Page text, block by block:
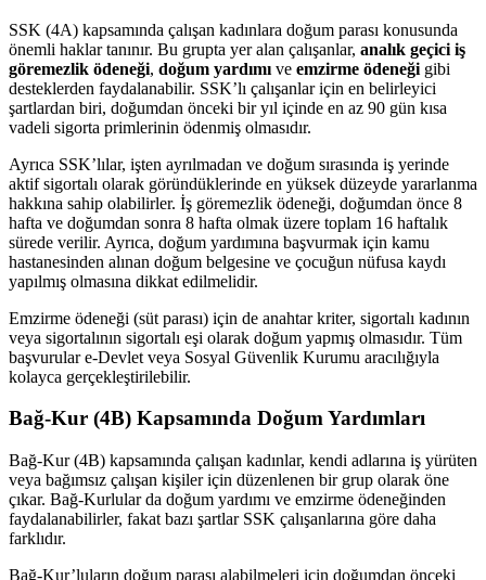
SSK (4A) kapsamında çalışan kadınlara doğum parası konusunda
önemli haklar tanınır. Bu grupta yer alan çalışanlar, analık geçici iş
göremezlik ödeneği, doğum yardımı ve emzirme ödeneği gibi
desteklerden faydalanabilir. SSK’lı çalışanlar için en belirleyici
şartlardan biri, doğumdan önceki bir yıl içinde en az 90 gün kısa
vadeli sigorta primlerinin ödenmiş olmasıdır.
Ayrıca SSK’lılar, işten ayrılmadan ve doğum sırasında iş yerinde
aktif sigortalı olarak göründüklerinde en yüksek düzeyde yararlanma
hakkına sahip olabilirler. İş göremezlik ödeneği, doğumdan önce 8
hafta ve doğumdan sonra 8 hafta olmak üzere toplam 16 haftalık
sürede verilir. Ayrıca, doğum yardımına başvurmak için kamu
hastanesinden alınan doğum belgesine ve çocuğun nüfusa kaydı
yapılmış olmasına dikkat edilmelidir.
Emzirme ödeneği (süt parası) için de anahtar kriter, sigortalı kadının
veya sigortalının sigortalı eşi olarak doğum yapmış olmasıdır. Tüm
başvurular e-Devlet veya Sosyal Güvenlik Kurumu aracılığıyla
kolayca gerçekleştirilebilir.
Bağ-Kur (4B) Kapsamında Doğum Yardımları
Bağ-Kur (4B) kapsamında çalışan kadınlar, kendi adlarına iş yürüten
veya bağımsız çalışan kişiler için düzenlenen bir grup olarak öne
çıkar. Bağ-Kurlular da doğum yardımı ve emzirme ödeneğinden
faydalanabilirler, fakat bazı şartlar SSK çalışanlarına göre daha
farklıdır.
Bağ-Kur’luların doğum parası alabilmeleri için doğumdan önceki